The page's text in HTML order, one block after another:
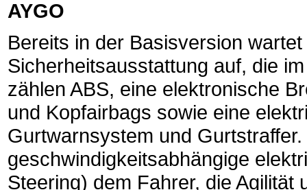
AYGO
Bereits in der Basisversion
Sicherheitsausstattung auf, die
zählen ABS, eine elektronische
und Kopfairbags sowie eine
Gurtwarnsystem und
geschwindigkeitsabhängige
Steering) dem Fahrer, die Agilität